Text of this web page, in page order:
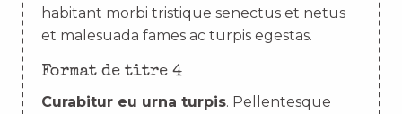
habitant morbi tristique senectus et netus
et malesuada fames ac turpis egestas.
Format de titre 4
Curabitur eu urna turpis. Pellentesque